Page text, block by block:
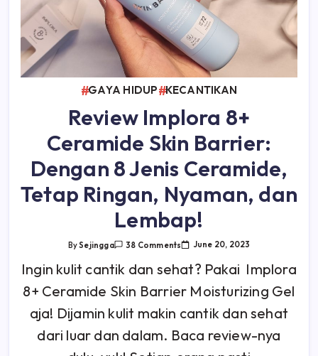
GAYA HIDUP KECANTIKAN
Review Implora 8+
Ceramide Skin Barrier:
Dengan 8 Jenis Ceramide,
Tetap Ringan, Nyaman, dan
Lembap!
BySejingga 38 CommentsOn
Implora
8+
Skin
Barrier:
Dengan
8
Ceramide,
June 20, 2023
Ingin kulit cantik dan sehat? Pakai Implora
8+ Ceramide Skin Barrier Moisturizing Gel
aja! Dijamin kulit makin cantik dan sehat
dari luar dan dalam. Baca review-nya